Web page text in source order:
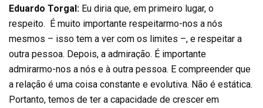
Eduardo Torgal: Eu diria que, em primeiro lugar, o
respeito. É muito importante respeitarmo-nos a nós
mesmos – isso tem a ver com os limites –, e respeitar a
outra pessoa. Depois, a admiração. É importante
admirarmo-nos a nós e à outra pessoa. E compreender que
a relação é uma coisa constante e evolutiva. Não é estática.
Portanto, temos de ter a capacidade de crescer em